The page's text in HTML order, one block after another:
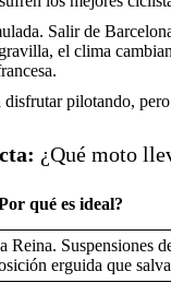
Salir de
el clima
disfrutar pilotando,
¿Qué moto
qué es ideal?
Reina. Suspensiones
erguida que